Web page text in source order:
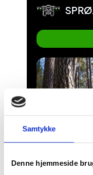
Samtykke
Denne hjemmeside